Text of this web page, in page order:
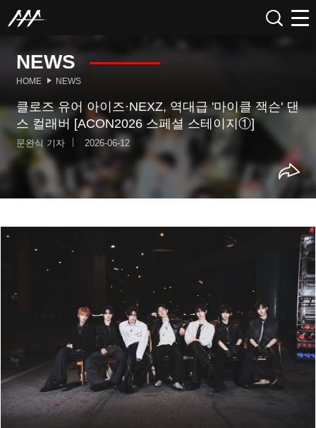
NEWS
HOME NEWS
클로즈 유어 아이즈·NEXZ, 역대급 '마이클 잭슨' 댄
스 컬래버 [ACON2026 스페셜 스테이지①]
문완식 기자 2026-06-12